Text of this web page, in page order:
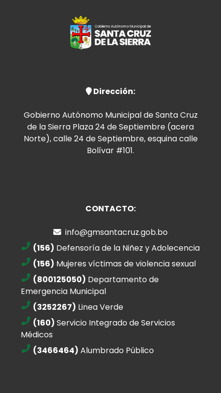
Dirección:
Gobierno Autónomo Municipal de Santa Cruz
de la Sierra Plaza 24 de Septiembre (acera
Norte), calle 24 de Septiembre, esquina calle
Bolívar #101.
CONTACTO:
info@gmsantacruz.gob.bo
(156) Defensoría de la Niñez y Adolecencia
(156) Mujeres víctimas de violencia sexual
(800125050) Departamento de
Emergencia Municipal
(3252267) Linea Verde
(160) Servicio Integrado de Servicios
Médicos
(3466464) Alumbrado Público